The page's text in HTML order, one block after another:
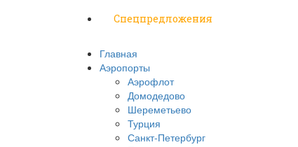
Спецпредложения
Главная
Аэропорты
Аэрофлот
Домодедово
Шереметьево
Турция
Санкт-Петербург